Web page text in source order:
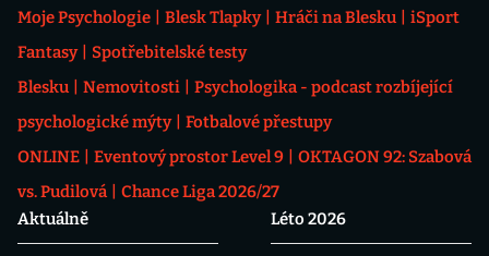
Moje Psychologie Blesk Tlapky Hráči na Blesku
iSport
Fantasy
Spotřebitelské testy
Blesku
Nemovitosti
Psychologika - podcast rozbíjející
psychologické mýty
Fotbalové přestupy
ONLINE
Eventový prostor Level 9
OKTAGON 92: Szabová
vs. Pudilová
Chance Liga 2026/27
Aktuálně
Léto 2026